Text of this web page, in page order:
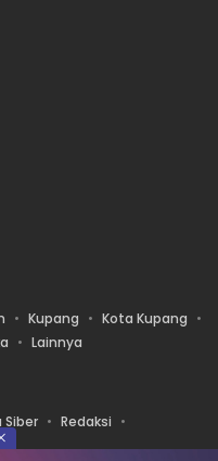
Kupang
Kota Kupang
Lainnya
Siber
Redaksi